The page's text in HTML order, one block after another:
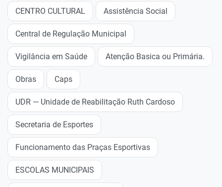
CENTRO CULTURAL Assistência Social
Central de Regulação Municipal
Vigilância em Saúde Atenção Basica ou Primária.
Obras Caps
UDR — Unidade de Reabilitação Ruth Cardoso
Secretaria de Esportes
Funcionamento das Praças Esportivas
ESCOLAS MUNICIPAIS